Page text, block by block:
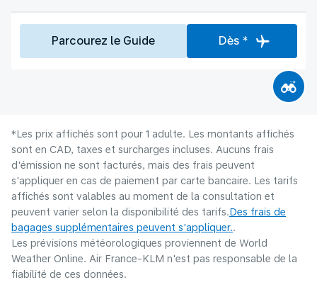
Parcourez le Guide Dès *
*Les prix affichés sont pour 1 adulte. Les montants affichés
sont en CAD, taxes et surcharges incluses. Aucuns frais
d'émission ne sont facturés, mais des frais peuvent
s'appliquer en cas de paiement par carte bancaire. Les tarifs
affichés sont valables au moment de la consultation et
peuvent varier selon la disponibilité des tarifs.Des frais de
bagages supplémentaires peuvent s'appliquer..
Les prévisions météorologiques proviennent de World
Weather Online. Air France-KLM n'est pas responsable de la
fiabilité de ces données.